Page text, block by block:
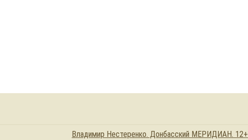
Владимир Нестеренко. Донбасский МЕРИДИАН. 12+